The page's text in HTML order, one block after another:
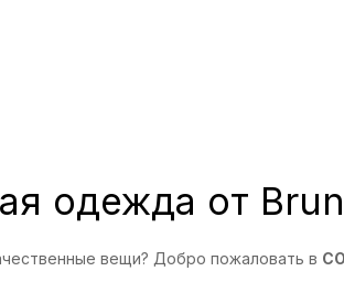
одежда от
вещи? Добро пожаловать в